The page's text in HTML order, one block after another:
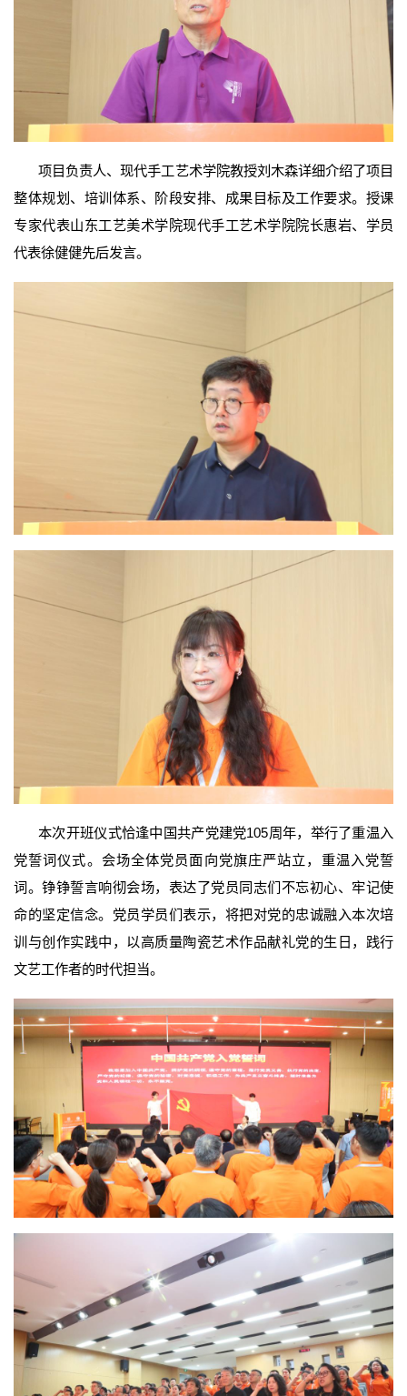
项目负责人、现代手工艺术学院教授刘木森详细介绍了项目
整体规划、培训体系、阶段安排、成果目标及工作要求。授课
专家代表山东工艺美术学院现代手工艺术学院院长惠岩、学员
代表徐健健先后发言。
本次开班仪式恰逢中国共产党建党105周年，举行了重温入
党誓词仪式。会场全体党员面向党旗庄严站立，重温入党誓
词。铮铮誓言响彻会场，表达了党员同志们不忘初心、牢记使
命的坚定信念。党员学员们表示，将把对党的忠诚融入本次培
训与创作实践中，以高质量陶瓷艺术作品献礼党的生日，践行
文艺工作者的时代担当。